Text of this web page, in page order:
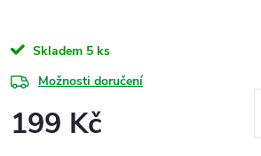
Skladem 5 ks
Možnosti doručení
199 Kč